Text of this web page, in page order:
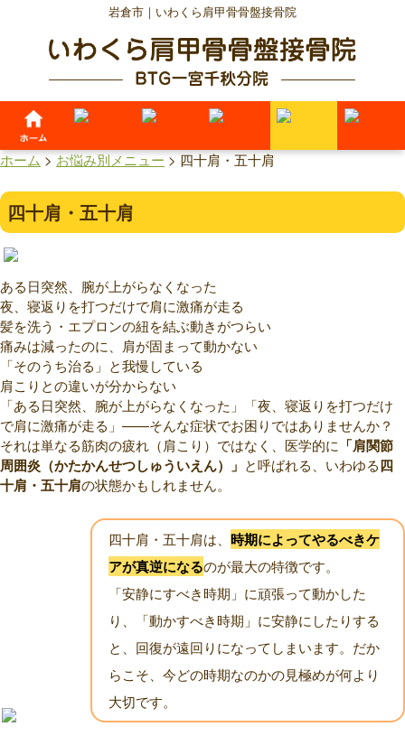
岩倉市｜いわくら肩甲骨骨盤接骨院
ホーム > お悩み別メニュー > 四十肩・五十肩
四十肩・五十肩
ある日突然、腕が上がらなくなった
夜、寝返りを打つだけで肩に激痛が走る
髪を洗う・エプロンの紐を結ぶ動きがつらい
痛みは減ったのに、肩が固まって動かない
「そのうち治る」と我慢している
肩こりとの違いが分からない
「ある日突然、腕が上がらなくなった」「夜、寝返りを打つだけ
で肩に激痛が走る」——そんな症状でお困りではありませんか？
それは単なる筋肉の疲れ（肩こり）ではなく、医学的に 「肩関節
周囲炎（かたかんせつしゅういえん）」 と呼ばれる、いわゆる四
十肩・五十肩の状態かもしれません。
四十肩・五十肩は、 時期によってやるべきケ
アが真逆になるのが最大の特徴です。
「安静にすべき時期」に頑張って動かした
り、「動かすべき時期」に安静にしたりする
と、回復が遠回りになってしまいます。だか
らこそ、今どの時期なのかの見極めが何より
大切です。